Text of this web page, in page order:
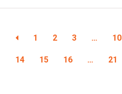
1 2 3 … 10
14 15 16 … 21